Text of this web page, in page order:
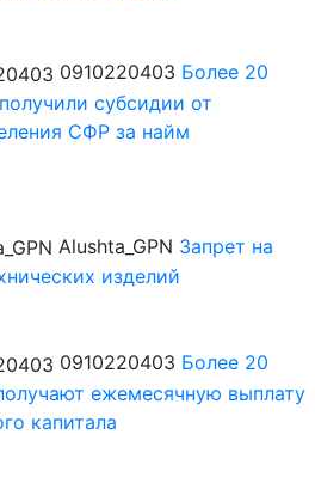
0910220403 Более 20
субсидии от
СФР за найм
Alushta_GPN Запрет на
изделий
0910220403 Более 20
ежемесячную выплату
капитала